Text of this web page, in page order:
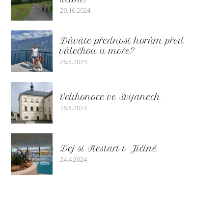
29.10.2024
Dáváte přednost horám před
válečkou u moře?
26.5.2024
Velikonoce ve Svijanech
16.5.2024
Dej si Restart v Jičíně
24.4.2024